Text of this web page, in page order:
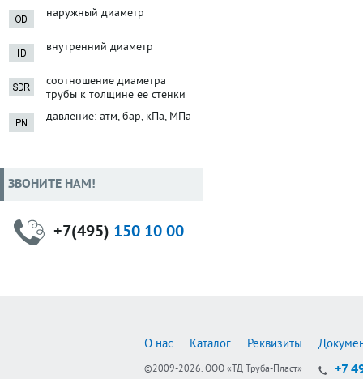
наружный диаметр
внутренний диаметр
соотношение диаметра
трубы к толщине ее стенки
давление: атм, бар, кПа, МПа
ЗВОНИТЕ НАМ!
+7(495) 150 10 00
О нас Каталог Реквизиты
©2009-2026. ООО «ТД Труба-Пласт» +7